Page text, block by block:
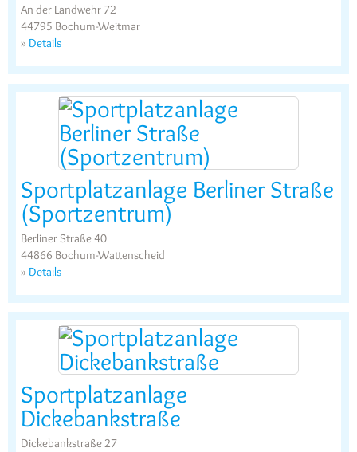
An der Landwehr 72
44795 Bochum-Weitmar
» Details
Sportplatzanlage Berliner Straße
(Sportzentrum)
Berliner Straße 40
44866 Bochum-Wattenscheid
» Details
Sportplatzanlage
Dickebankstraße
Dickebankstraße 27